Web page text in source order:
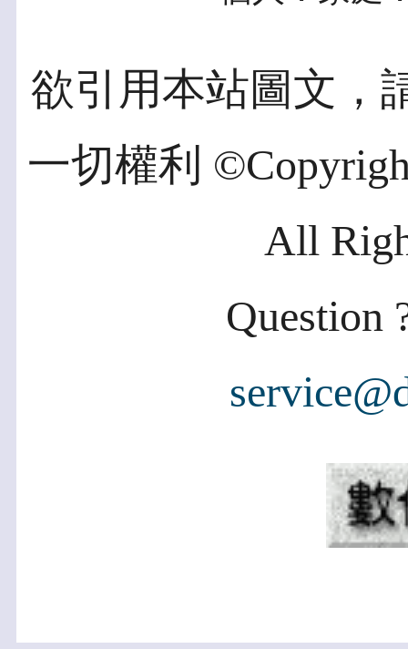
欲引用本站圖文，
一切權利
All
Question